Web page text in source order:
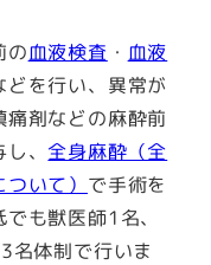
の血液検査 ・ 血液
どを行い、異常が
剤などの麻酔前
、 全身麻酔（全
いて） で手術を
も獣医師1名、
名体制で行いま